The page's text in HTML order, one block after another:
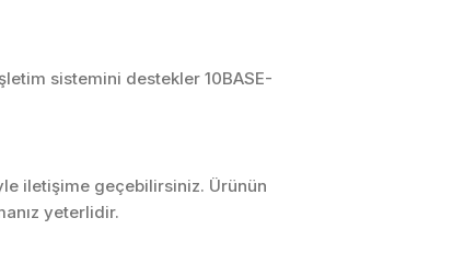
sistemini destekler 10BASE-
iletişime geçebilirsiniz. Ürünün
yeterlidir.